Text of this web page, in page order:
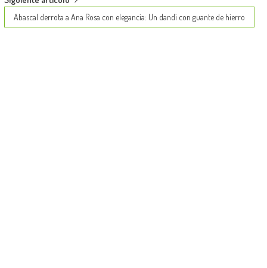
Abascal derrota a Ana Rosa con elegancia: Un dandi con guante de hierro